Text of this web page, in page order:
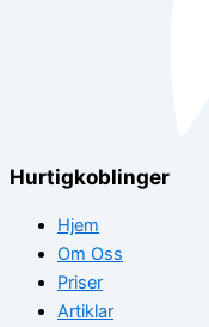
Hurtigkoblinger
Hjem
Om Oss
Priser
Artiklar